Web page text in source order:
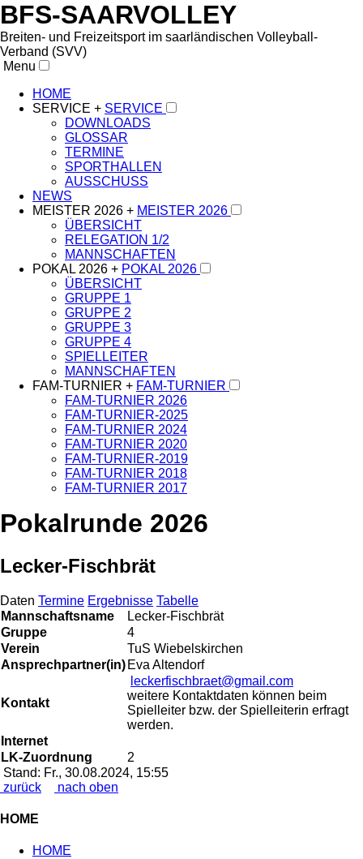
BFS-SAARVOLLEY
Breiten- und Freizeitsport im saarländischen Volleyball-
Verband (SVV)
Menu
HOME
SERVICE + SERVICE
DOWNLOADS
GLOSSAR
TERMINE
SPORTHALLEN
AUSSCHUSS
NEWS
MEISTER 2026 + MEISTER 2026
ÜBERSICHT
RELEGATION 1/2
MANNSCHAFTEN
POKAL 2026 + POKAL 2026
ÜBERSICHT
GRUPPE 1
GRUPPE 2
GRUPPE 3
GRUPPE 4
SPIELLEITER
MANNSCHAFTEN
FAM-TURNIER + FAM-TURNIER
FAM-TURNIER 2026
FAM-TURNIER-2025
FAM-TURNIER 2024
FAM-TURNIER 2020
FAM-TURNIER-2019
FAM-TURNIER 2018
FAM-TURNIER 2017
Pokalrunde 2026
Lecker-Fischbrät
Daten Termine Ergebnisse Tabelle
Mannschaftsname
Lecker-Fischbrät
Gruppe
4
Verein
TuS Wiebelskirchen
Ansprechpartner(in) Eva Altendorf
Kontakt
leckerfischbraet@gmail.com
weitere Kontaktdaten können beim
Spielleiter bzw. der Spielleiterin erfragt
werden.
Internet
LK-Zuordnung
2
Stand: Fr., 30.08.2024, 15:55
zurück
nach oben
HOME
HOME